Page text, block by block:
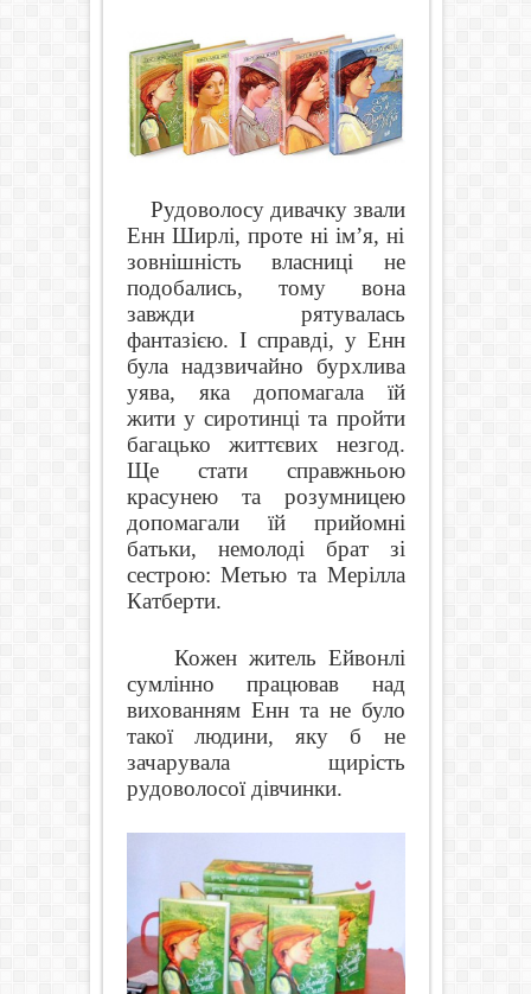
Рудоволосу дивачку звали
Енн Ширлі, проте ні ім’я, ні
зовнішність власниці не
подобались, тому вона
завжди рятувалась
фантазією. І справді, у Енн
була надзвичайно бурхлива
уява, яка допомагала їй
жити у сиротинці та пройти
багацько життєвих незгод.
Ще стати справжньою
красунею та розумницею
допомагали їй прийомні
батьки, немолоді брат зі
сестрою: Метью та Мерілла
Катберти.
Кожен житель Ейвонлі
сумлінно працював над
вихованням Енн та не було
такої людини, яку б не
зачарувала щирість
рудоволосої дівчинки.